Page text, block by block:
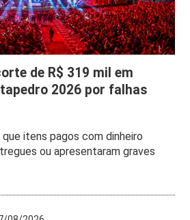
de R$ 319 mil em
2026 por falhas
itens pagos com dinheiro
ou apresentaram graves